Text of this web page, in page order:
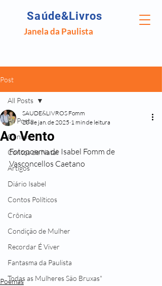
Saúde&Livros
Janela da Paulista
Post
All Posts
Contos
Contos de Natal
Artigos
Diário Isabel
Contos Políticos
Crônica
Condição de Mulher
Recordar É Viver
Fantasma da Paulista
Todas as Mulheres São Bruxas"
All Posts
Ao Vento
SAUDE&LIVROS Fomm
20 de jan. de 2025 1 min de leitura
Fotopoema de Isabel Fomm de
Vasconcellos Caetano
Poemas